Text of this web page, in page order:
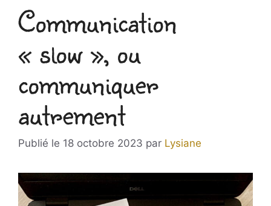
Communication
« slow », ou
communiquer
autrement
18 octobre 2023 par Lysiane